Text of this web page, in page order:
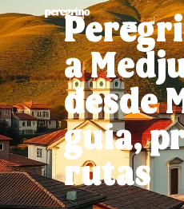
a
desde
guía,
rutas